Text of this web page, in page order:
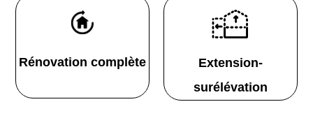
Rénovation complète
Extension-
surélévation